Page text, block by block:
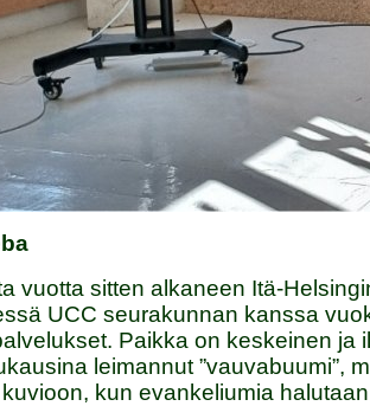
vuotta sitten alkaneen Itä-
UCC seurakunnan kanssa
Paikka on keskeinen
leimannut ”vauvabuumi”,
kun evankeliumia